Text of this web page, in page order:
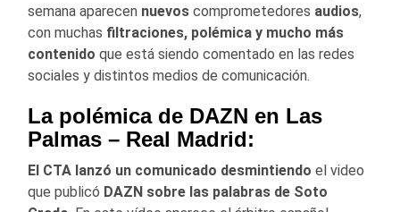
semana aparecen nuevos comprometedores audios,
con muchas filtraciones, polémica y mucho más
contenido que está siendo comentado en las redes
sociales y distintos medios de comunicación.
La polémica de DAZN en Las
Palmas – Real Madrid:
El CTA lanzó un comunicado desmintiendo el video
que publicó DAZN sobre las palabras de Soto